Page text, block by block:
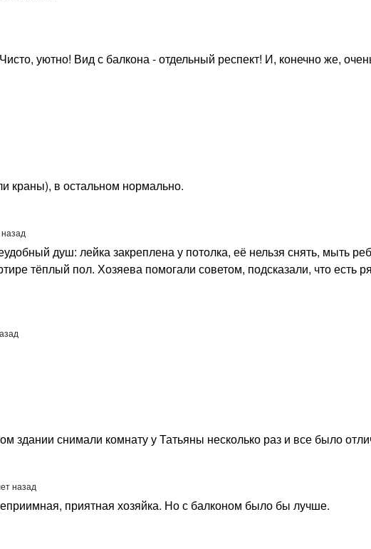
уютно! Вид с балкона - отдельный респект! И, конечно же,
краны), в остальном нормально.
душ: лейка закреплена у потолка, её нельзя снять, мыть
тёплый пол. Хозяева помогали советом, подсказали, что есть
здании снимали комнату у Татьяны несколько раз и все было
назад
приятная хозяйка. Но с балконом было бы лучше.